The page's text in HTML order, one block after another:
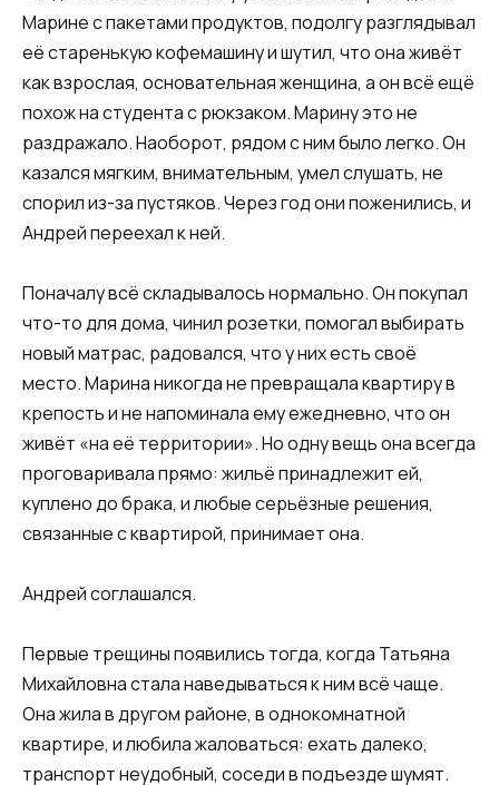
Марине с пакетами продуктов, подолгу разглядывал
её старенькую кофемашину и шутил, что она живёт
как взрослая, основательная женщина, а он всё ещё
похож на студента с рюкзаком. Марину это не
раздражало. Наоборот, рядом с ним было легко. Он
казался мягким, внимательным, умел слушать, не
спорил из-за пустяков. Через год они поженились, и
Андрей переехал к ней.
Поначалу всё складывалось нормально. Он покупал
что-то для дома, чинил розетки, помогал выбирать
новый матрас, радовался, что у них есть своё
место. Марина никогда не превращала квартиру в
крепость и не напоминала ему ежедневно, что он
живёт «на её территории». Но одну вещь она всегда
проговаривала прямо: жильё принадлежит ей,
куплено до брака, и любые серьёзные решения,
связанные с квартирой, принимает она.
Андрей соглашался.
Первые трещины появились тогда, когда Татьяна
Михайловна стала наведываться к ним всё чаще.
Она жила в другом районе, в однокомнатной
квартире, и любила жаловаться: ехать далеко,
транспорт неудобный, соседи в подъезде шумят.